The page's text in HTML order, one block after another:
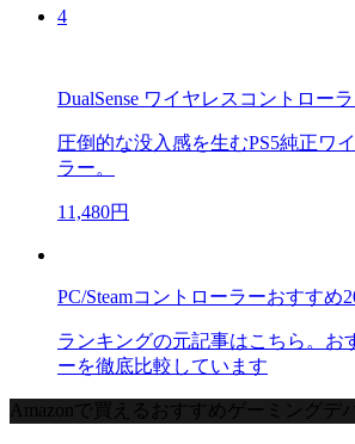
4
DualSense ワイヤレスコントロー
圧倒的な没入感を生むPS5純正ワ
ラー。
11,480円
PC/Steamコントローラーおすすめ
ランキングの元記事はこちら。お
ーを徹底比較しています
Amazonで買えるおすすめゲーミングデ